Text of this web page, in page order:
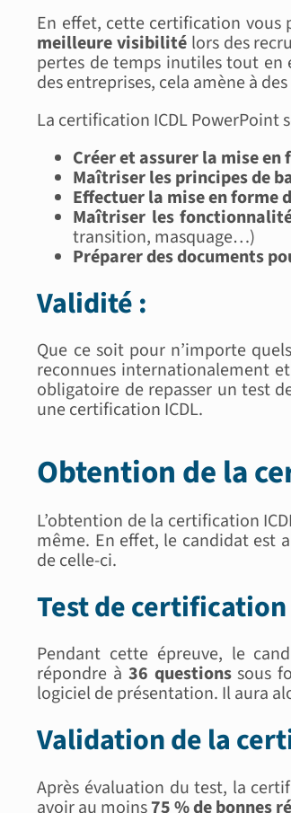
En effet, cette certification vous
meilleure visibilité lors des
pertes de temps inutiles tout en
des entreprises, cela amène à des
La certification ICDL PowerPoint
Créer et assurer la mise en
Maîtriser les principes de
Effectuer la mise en forme
Maîtriser les
transition, masquage…)
Préparer des documents
Validité :
Que ce soit pour n’importe
reconnues internationalement
obligatoire de repasser un test
une certification ICDL.
Obtention de la
L’obtention de la certification
même. En effet, le candidat est
de celle-ci.
Test de
Pendant cette épreuve, le
répondre à 36 questionssous
logiciel de présentation. Il aura
Validation de la
Après évaluation du test, la
avoir au moins75 % de bonnes